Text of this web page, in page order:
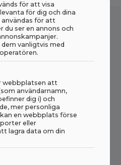
produkt? Hör av dig
du undrar över!
för att visa
för dig och dina
användas för att
du ser en annons och
vanligtvis med
webbplatsen att
användarnamn,
dig i) och
mer personliga
en webbplats förse
eller
lagra data om din